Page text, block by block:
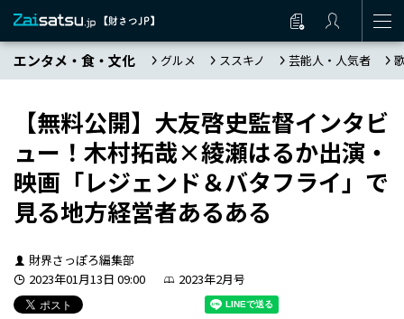
エンタメ・食・文化 グルメ ススキノ 芸能人・人気者
【無料公開】大友啓史監督インタビ
ュー！木村拓哉×綾瀬はるか出演・
映画「レジェンド＆バタフライ」で
見る地方経営者あるある
財界さっぽろ編集部
2023年01月13日 09:00
2023年2月号